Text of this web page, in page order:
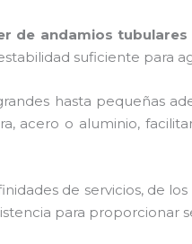
de andamios tubulares
suficiente para
hasta pequeñas
acero o aluminio,
de servicios, de
para proporcionar